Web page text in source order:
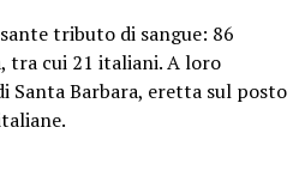
tributo di sangue: 86
tra cui 21 italiani. A loro
Santa Barbara, eretta sul posto